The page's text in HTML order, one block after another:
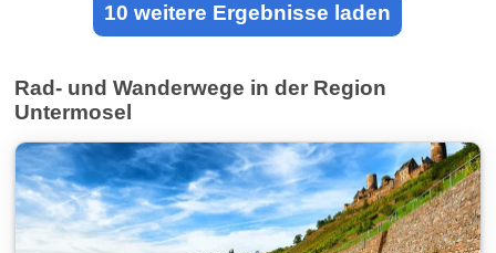
10 weitere Ergebnisse laden
Rad- und Wanderwege in der Region
Untermosel